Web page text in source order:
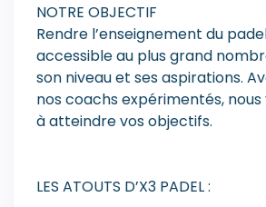
NOTRE OBJECTIF
Rendre l’enseignement du
accessible au plus grand
son niveau et ses aspirations.
nos coachs expérimentés, nous
à atteindre vos objectifs.
LES ATOUTS D’X3 PADEL :